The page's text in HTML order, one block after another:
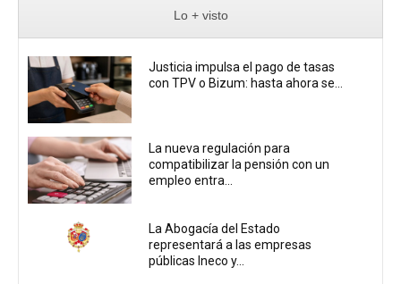
Lo + visto
Justicia impulsa el pago de tasas
con TPV o Bizum: hasta ahora se...
La nueva regulación para
compatibilizar la pensión con un
empleo entra...
La Abogacía del Estado
representará a las empresas
públicas Ineco y...